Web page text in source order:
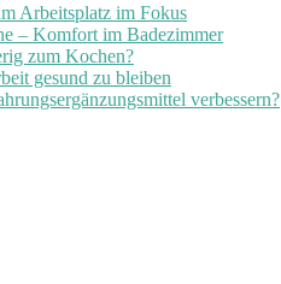
Arbeitsplatz im Fokus
– Komfort im Badezimmer
zum Kochen?
gesund zu bleiben
verbessern?